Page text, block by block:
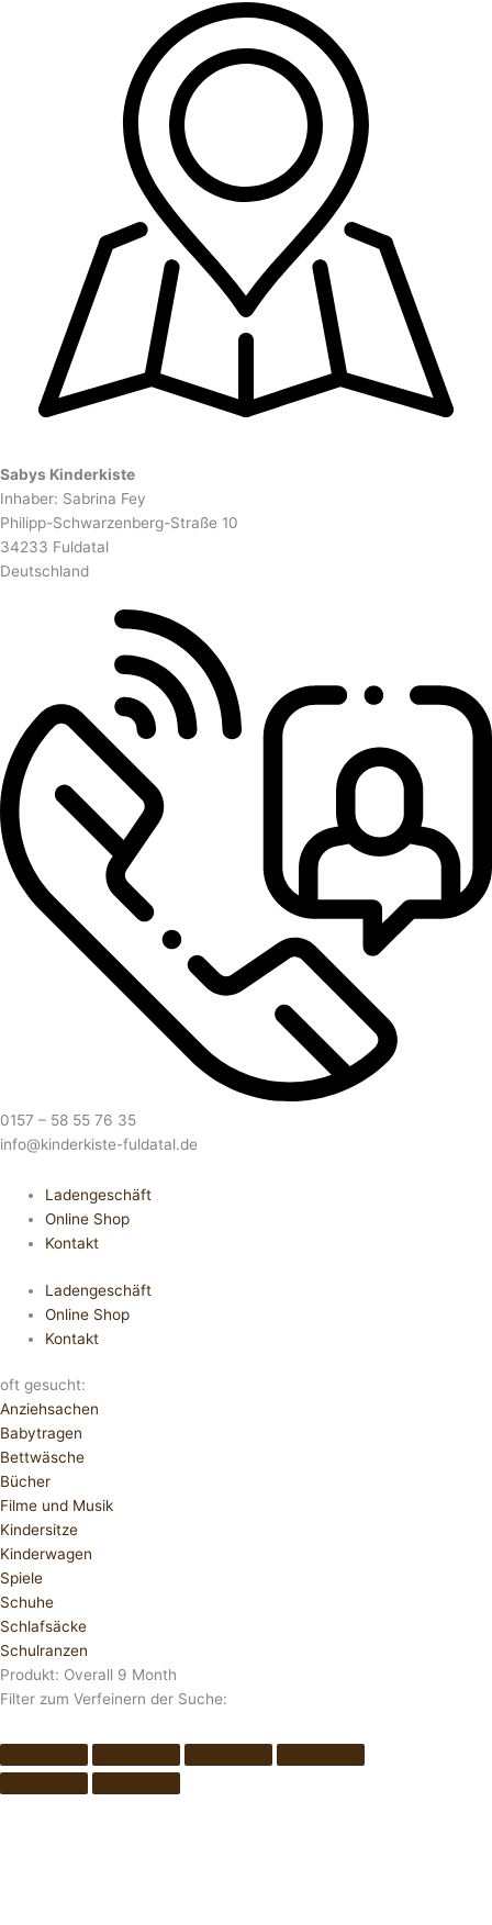
Sabys Kinderkiste
Inhaber: Sabrina Fey
Philipp-Schwarzenberg-Straße 10
34233 Fuldatal
Deutschland
0157 – 58 55 76 35
info@kinderkiste-fuldatal.de
Ladengeschäft
Online Shop
Kontakt
Ladengeschäft
Online Shop
Kontakt
oft gesucht:
Anziehsachen
Babytragen
Bettwäsche
Bücher
Filme und Musik
Kindersitze
Kinderwagen
Spiele
Schuhe
Schlafsäcke
Schulranzen
Produkt: Overall 9 Month
Filter zum Verfeinern der Suche: